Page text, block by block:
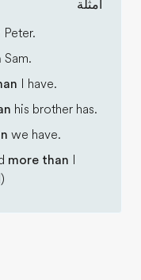
أمثلة
Peter.
Sam.
I have.
his brother has.
we have.
more than